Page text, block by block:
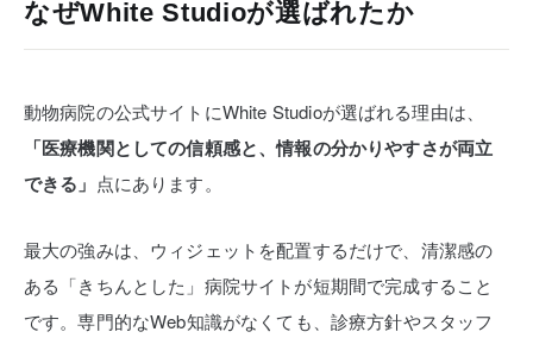
なぜWhite Studioが選ばれたか
動物病院の公式サイトにWhite Studioが選ばれる理由は、
「医療機関としての信頼感と、情報の分かりやすさが両立
できる」 点にあります。
最大の強みは、ウィジェットを配置するだけで、清潔感の
ある「きちんとした」病院サイトが短期間で完成すること
です。専門的なWeb知識がなくても、診療方針やスタッフ